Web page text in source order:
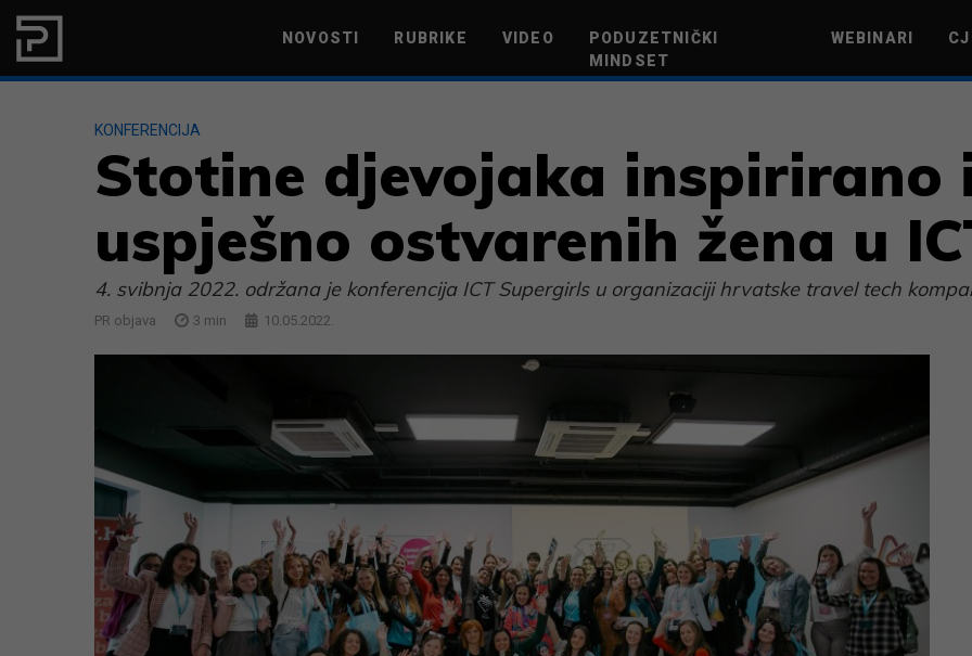
Skip to content NOVOSTI RUBRIKE VIDEO
PODUZETNIČKI
MINDSET
WEBINARI
KONFERENCIJA
Stotine djevojaka inspirirano
uspješno ostvarenih žena u
4. svibnja 2022. održana je konferencija ICT Supergirls u organizaciji hrvatske travel tech
PR objava 3 min 10.05.2022.